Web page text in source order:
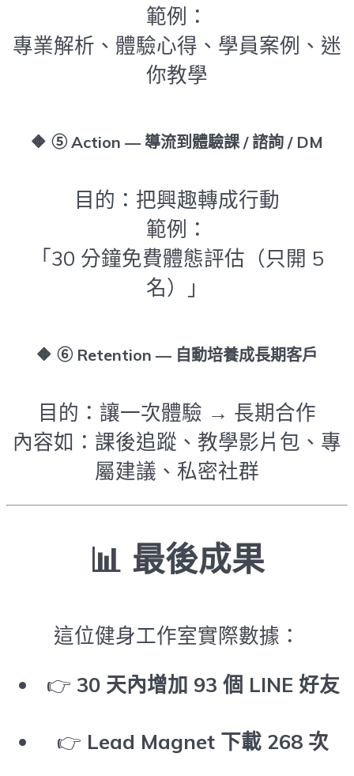
範例：
專業解析、體驗心得、學員案例、迷
你教學
🔶 ⑤ Action — 導流到體驗課 / 諮詢 / DM
目的：把興趣轉成行動
範例：
「30 分鐘免費體態評估（只開 5
名）」
🔶 ⑥ Retention — 自動培養成長期客戶
目的：讓一次體驗 → 長期合作
內容如：課後追蹤、教學影片包、專
屬建議、私密社群
📊 最後成果
這位健身工作室實際數據：
👉 30 天內增加 93 個 LINE 好友
👉 Lead Magnet 下載 268 次